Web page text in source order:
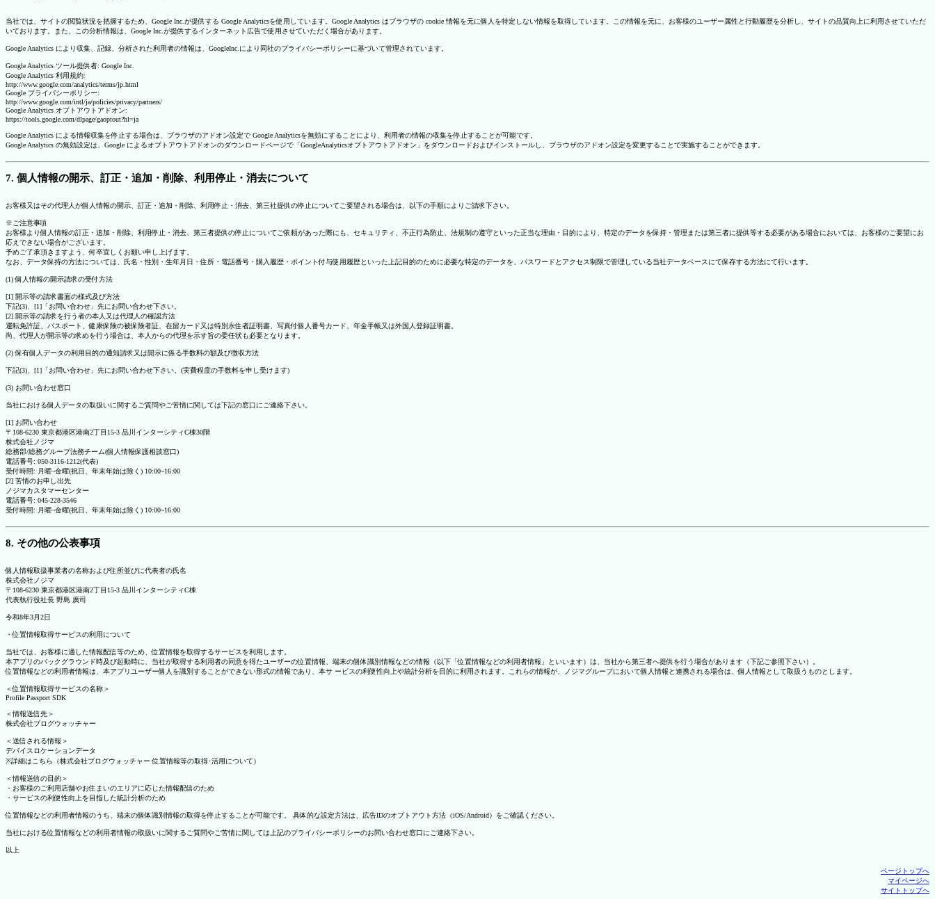
当社では、サイトの閲覧状況を把握するため、Google Inc.が提供する Google Analyticsを使用しています。Google Analytics はブラウザの cookie 情報を元に個人を特定しない情報を取得しています。この情報を元に、お客様のユーザー属性と行動履歴を分析し、サイトの品質向上に利用させていただ
いております。また、この分析情報は、Google Inc.が提供するインターネット広告で使用させていただく場合があります。
Google Analytics により収集、記録、分析された利用者の情報は、GoogleInc.により同社のプライバシーポリシーに基づいて管理されています。
Google Analytics ツール提供者: Google Inc.
Google Analytics 利用規約:
http://www.google.com/analytics/terms/jp.html
Google プライバシーポリシー:
http://www.google.com/intl/ja/policies/privacy/partners/
Google Analytics オプトアウトアドオン:
https://tools.google.com/dlpage/gaoptout?hl=ja
Google Analytics による情報収集を停止する場合は、ブラウザのアドオン設定で Google Analyticsを無効にすることにより、利用者の情報の収集を停止することが可能です。
Google Analytics の無効設定は、Google によるオプトアウトアドオンのダウンロードページで「GoogleAnalyticsオプトアウトアドオン」をダウンロードおよびインストールし、ブラウザのアドオン設定を変更することで実施することができます。
7. 個人情報の開示、訂正・追加・削除、利用停止・消去について
お客様又はその代理人が個人情報の開示、訂正・追加・削除、利用停止・消去、第三社提供の停止についてご要望される場合は、以下の手順によりご請求下さい。
※ご注意事項
お客様より個人情報の訂正・追加・削除、利用停止・消去、第三者提供の停止についてご依頼があった際にも、セキュリティ、不正行為防止、法規制の遵守といった正当な理由・目的により、特定のデータを保持・管理または第三者に提供等する必要がある場合においては、お客様のご要望にお
応えできない場合がございます。
予めご了承頂きますよう、何卒宜しくお願い申し上げます。
なお、データ保持の方法については、氏名・性別・生年月日・住所・電話番号・購入履歴・ポイント付与使用履歴といった上記目的のために必要な特定のデータを、パスワードとアクセス制限で管理している当社データベースにて保存する方法にて行います。
(1) 個人情報の開示請求の受付方法
[1] 開示等の請求書面の様式及び方法
下記(3)、[1]「お問い合わせ」先にお問い合わせ下さい。
[2] 開示等の請求を行う者の本人又は代理人の確認方法
運転免許証、パスポート、健康保険の被保険者証、在留カード又は特別永住者証明書、写真付個人番号カード、年金手帳又は外国人登録証明書。
尚、代理人が開示等の求めを行う場合は、本人からの代理を示す旨の委任状も必要となります。
(2) 保有個人データの利用目的の通知請求又は開示に係る手数料の額及び徴収方法
下記(3)、[1]「お問い合わせ」先にお問い合わせ下さい。(実費程度の手数料を申し受けます)
(3) お問い合わせ窓口
当社における個人データの取扱いに関するご質問やご苦情に関しては下記の窓口にご連絡下さい。
[1] お問い合わせ
〒108-6230 東京都港区港南2丁目15-3 品川インターシティC棟30階
株式会社ノジマ
総務部/総務グループ法務チーム(個人情報保護相談窓口)
電話番号: 050-3116-1212(代表)
受付時間: 月曜~金曜(祝日、年末年始は除く) 10:00~16:00
[2] 苦情のお申し出先
ノジマカスタマーセンター
電話番号: 045-228-3546
受付時間: 月曜~金曜(祝日、年末年始は除く) 10:00~16:00
8. その他の公表事項
個人情報取扱事業者の名称および住所並びに代表者の氏名
株式会社ノジマ
〒108-6230 東京都港区港南2丁目15-3 品川インターシティC棟
代表執行役社長 野島 廣司
令和8年3月2日
・位置情報取得サービスの利用について
当社では、お客様に適した情報配信等のため、位置情報を取得するサービスを利用します。
本アプリのバックグラウンド時及び起動時に、当社が取得する利用者の同意を得たユーザーの位置情報、端末の個体識別情報などの情報（以下「位置情報などの利用者情報」といいます）は、当社から第三者へ提供を行う場合があります（下記ご参照下さい）。
位置情報などの利用者情報は、本アプリユーザー個人を識別することができない形式の情報であり、本サ ービスの利便性向上や統計分析を目的に利用されます。これらの情報が、ノジマグループにおいて個人情報と連携される場合は、個人情報として取扱うものとします。
＜位置情報取得サービスの名称＞
Profile Passport SDK
＜情報送信先＞
株式会社ブログウォッチャー
＜送信される情報＞
デバイスロケーションデータ
※詳細はこちら（株式会社ブログウォッチャー 位置情報等の取得･活用について）
＜情報送信の目的＞
・お客様のご利用店舗やお住まいのエリアに応じた情報配信のため
・サービスの利便性向上を目指した統計分析のため
位置情報などの利用者情報のうち、端末の個体識別情報の取得を停止することが可能です。 具体的な設定方法は、広告IDのオプトアウト方法（iOS/Android）をご確認ください。
当社における位置情報などの利用者情報の取扱いに関するご質問やご苦情に関しては上記のプライバシーポリシーのお問い合わせ窓口にご連絡下さい。
以上
ページトップへ
マイページへ
サイトトップへ